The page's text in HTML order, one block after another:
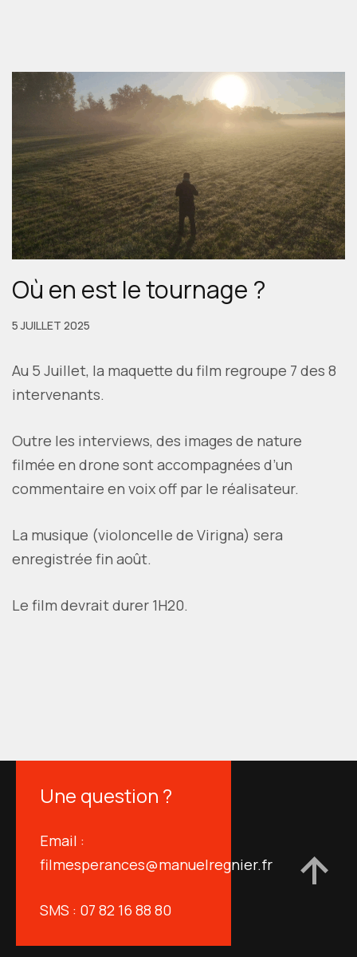
Où en est le tournage ?
5 JUILLET 2025
Au 5 Juillet, la maquette du film regroupe 7 des 8
intervenants.
Outre les interviews, des images de nature
filmée en drone sont accompagnées d’un
commentaire en voix off par le réalisateur.
La musique (violoncelle de Virigna) sera
enregistrée fin août.
Le film devrait durer 1H20.
Une question ?
Email :
filmesperances@manuelregnier.fr
SMS : 07 82 16 88 80